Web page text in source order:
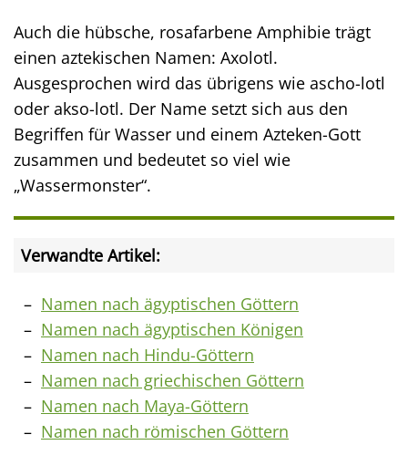
Auch die hübsche, rosafarbene Amphibie trägt
einen aztekischen Namen: Axolotl.
Ausgesprochen wird das übrigens wie ascho-lotl
oder akso-lotl. Der Name setzt sich aus den
Begriffen für Wasser und einem Azteken-Gott
zusammen und bedeutet so viel wie
„Wassermonster“.
Verwandte Artikel:
Namen nach ägyptischen Göttern
Namen nach ägyptischen Königen
Namen nach Hindu-Göttern
Namen nach griechischen Göttern
Namen nach Maya-Göttern
Namen nach römischen Göttern